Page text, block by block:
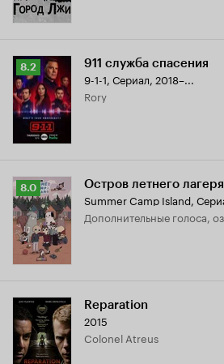
Рейтинг
Кинопоиска
8.2
8.2 911 служба спасения
9-1-1, Сериал, 2018–...
Rory
Рейтинг
Кинопоиска
8.0
8.0 Остров летнего лагеря
Summer Camp Island,
дополнительные голоса,
Reparation
2015
Colonel Atreus